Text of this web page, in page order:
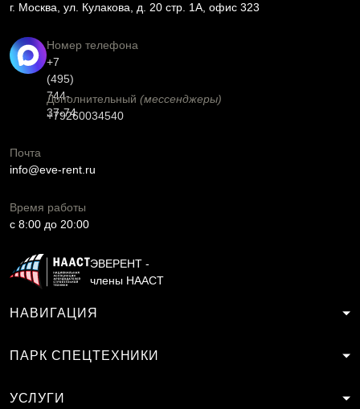
г. Москва, ул. Кулакова, д. 20 стр. 1А, офис 323
Номер телефона
+7
(495)
744-
37-74
Дополнительный (мессенджеры)
+79260034540
Почта
info@eve-rent.ru
Время работы
c 8:00 до 20:00
ЭВЕРЕНТ -
члены НААСТ
НАВИГАЦИЯ
ПАРК СПЕЦТЕХНИКИ
УСЛУГИ